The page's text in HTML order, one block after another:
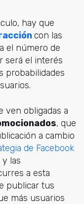
hay que
con las
el número de
será el interés
probabilidades
ven obligadas a
, que
a cambio
de Facebook
las
a esta
publicar tus
más usuarios